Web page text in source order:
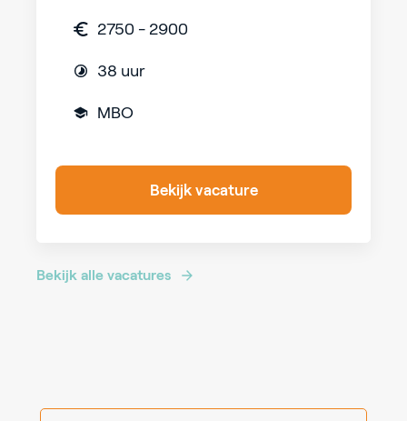
2750 - 2900
38 uur
MBO
Bekijk vacature
Bekijk alle vacatures